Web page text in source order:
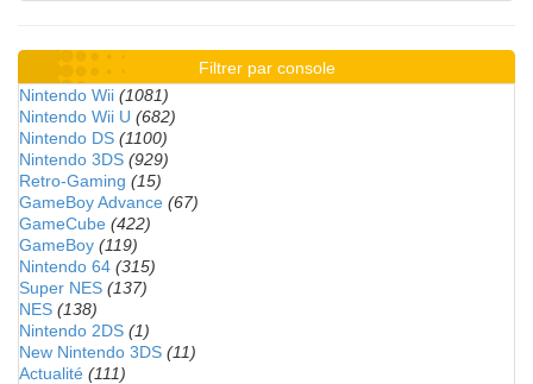
Filtrer par console
Nintendo Wii (1081)
Nintendo Wii U (682)
Nintendo DS (1100)
Nintendo 3DS (929)
Retro-Gaming (15)
GameBoy Advance (67)
GameCube (422)
GameBoy (119)
Nintendo 64 (315)
Super NES (137)
NES (138)
Nintendo 2DS (1)
New Nintendo 3DS (11)
Actualité (111)